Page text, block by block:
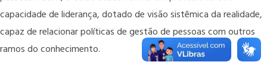
capacidade de liderança, dotado de visão sistêmica da realidade,
capaz de relacionar políticas de gestão de pessoas com outros
ramos do conhecimento.